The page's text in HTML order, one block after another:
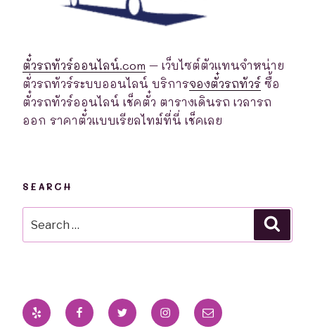
ตั๋วรถทัวร์ออนไลน์.com – เว็บไซต์ตัวแทนจำหน่าย
ตั่วรถทัวร์ระบบออนไลน์ บริการจองตั๋วรถทัวร์ ซื้อ
ตั๋วรถทัวร์ออนไลน์ เช็คตั๋ว ตารางเดินรถ เวลารถ
ออก ราคาตั๋วแบบเรียลไทม์ที่นี่ เช็คเลย
SEARCH
for:
Yelp FacebookTwitter InstagramEmail